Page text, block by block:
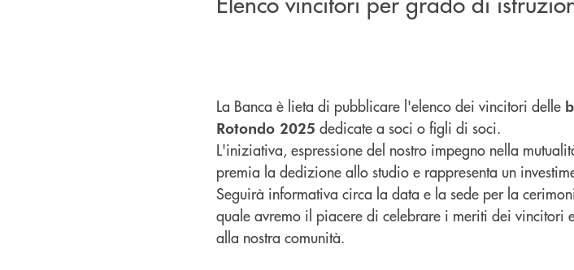
La Banca è lieta di pubblicare l'elenco dei vincitori delle
Rotondo 2025 dedicate a soci o figli di soci.
L'iniziativa, espressione del nostro impegno nella
premia la dedizione allo studio e rappresenta un
Seguirà informativa circa la data e la sede per la
quale avremo il piacere di celebrare i meriti dei vincitori
alla nostra comunità.